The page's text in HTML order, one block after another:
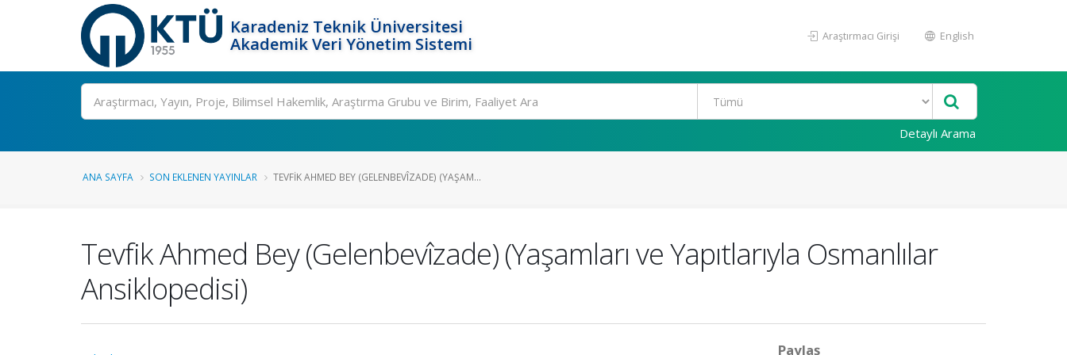
Karadeniz Teknik Üniversitesi
Akademik Veri Yönetim Sistemi
Araştırmacı Girişi English
Ara
Detaylı Arama
ANA SAYFA SON EKLENEN YAYINLAR TEVFIK AHMED BEY (GELENBEVÎZADE) (YAŞAM...
Tevfik Ahmed Bey (Gelenbevîzade) (Yaşamları ve Yapıtlarıyla Osmanlılar
Ansiklopedisi)
Paylaş